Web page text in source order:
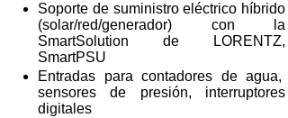
Soporte de suministro eléctrico híbrido
(solar/red/generador) con la
SmartSolution de LORENTZ,
SmartPSU
Entradas para contadores de agua,
sensores de presión, interruptores
digitales